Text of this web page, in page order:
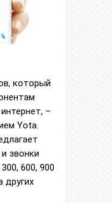
который
–
Yota.
звонки
600, 900
других